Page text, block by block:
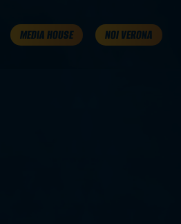
MEDIA HOUSE NOI VERONA